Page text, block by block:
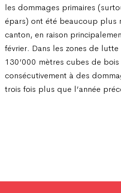
les dommages primaires
épars) ont été beaucoup plus
canton, en raison
février. Dans les zones de
130’000 mètres cubes de
consécutivement à des
trois fois plus que l’année